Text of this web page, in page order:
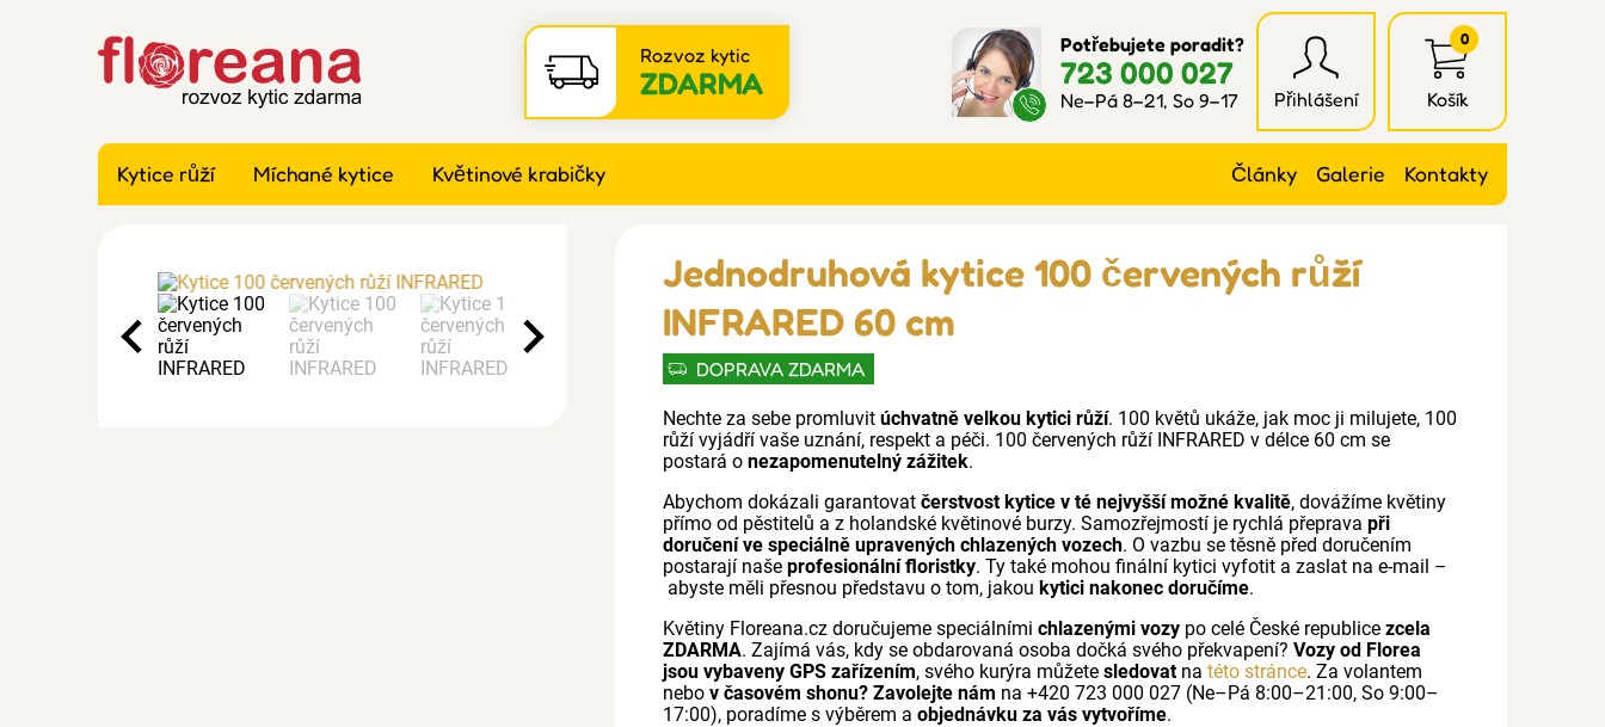
Rozvoz kytic
ZDARMA
Potřebujete poradit?
723 000 027
Ne–Pá 8–21, So 9–17 Přihlášení
0
Košík
Kytice růží Míchané kytice Květinové krabičky Články Galerie Kontakty
Jednodruhová kytice 100 červených růží
INFRARED 60 cm
DOPRAVA ZDARMA
Nechte za sebe promluvitúchvatně velkou kytici růží. 100 květů ukáže, jak moc ji milujete, 100
růží vyjádří vaše uznání, respekt a péči. 100 červených růží INFRARED v délce 60 cm se
postará onezapomenutelný zážitek.
Abychom dokázali garantovatčerstvost kytice v té nejvyšší možné kvalitě, dovážíme květiny
přímo od pěstitelů a z holandské květinové burzy. Samozřejmostí je rychlá přepravapři
doručení ve speciálně upravených chlazených vozech. O vazbu se těsně před doručením
postarají našeprofesionální floristky. Ty také mohou finální kytici vyfotit a zaslat na e-mail –
abyste měli přesnou představu o tom, jakoukytici nakonec doručíme.
Květiny Floreana.cz doručujeme speciálnímichlazenými vozy po celé České republicezcela
ZDARMA. Zajímá vás, kdy se obdarovaná osoba dočká svého překvapení?Vozy od Florea
jsou vybaveny GPS zařízením, svého kurýra můžetesledovatnatéto stránce. Za volantem
nebov časovém shonu? Zavolejte nám na +420 723 000 027 (Ne–Pá 8:00–21:00, So 9:00–
17:00), poradíme s výběrem aobjednávku za vás vytvoříme.